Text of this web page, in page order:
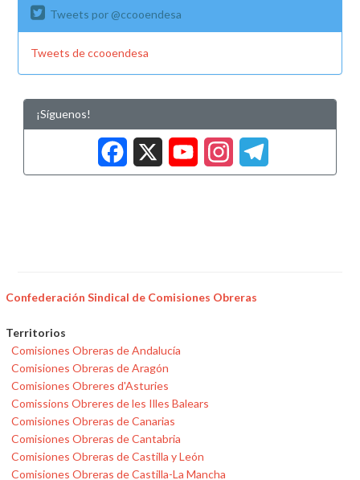
Tweets por @ccooendesa
Tweets de ccooendesa
¡Síguenos!
Facebook
X
Confederación Sindical de Comisiones Obreras
Territorios
Comisiones Obreras de Andalucía
Comisiones Obreras de Aragón
Comisiones Obreres d'Asturies
Comissions Obreres de les Illes Balears
Comisiones Obreras de Canarias
Comisiones Obreras de Cantabria
Comisiones Obreras de Castilla y León
Comisiones Obreras de Castilla-La Mancha